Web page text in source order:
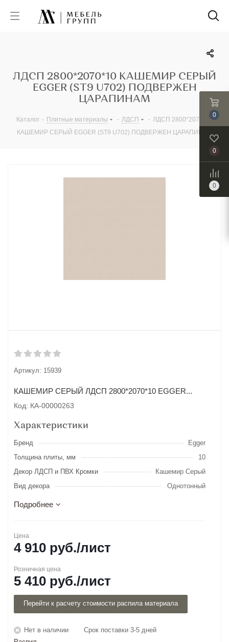
ЛДСП 2800*2070*10 КАШЕМИР СЕРЫЙ
EGGER (ST9 U702) ПОДВЕРЖЕН
ЦАРАПИНАМ
Каталог - Плитные материалы - ЛДСП - ЛДСП 2800*2070*10
КАШЕМИР СЕРЫЙ EGGER (ST9 U702) ПОДВЕРЖЕН ЦАРАПИНАМ
Артикул: 15939
КАШЕМИР СЕРЫЙ ЛДСП 2800*2070*10 EGGER...
Код: КА-00000263
Характеристики
Бренд
Egger
Толщина плиты, мм
10
Декор ЛДСП и ПВХ Кромки
Кашемир Серый
Вид декора
Однотонный
Подробнее
Цена
4 910 руб./лист
Розничная цена
5 410 руб./лист
Перейти к расчету стоимости распила материала
Нет в наличии
Срок поставки 3-5 дней
0
0
0